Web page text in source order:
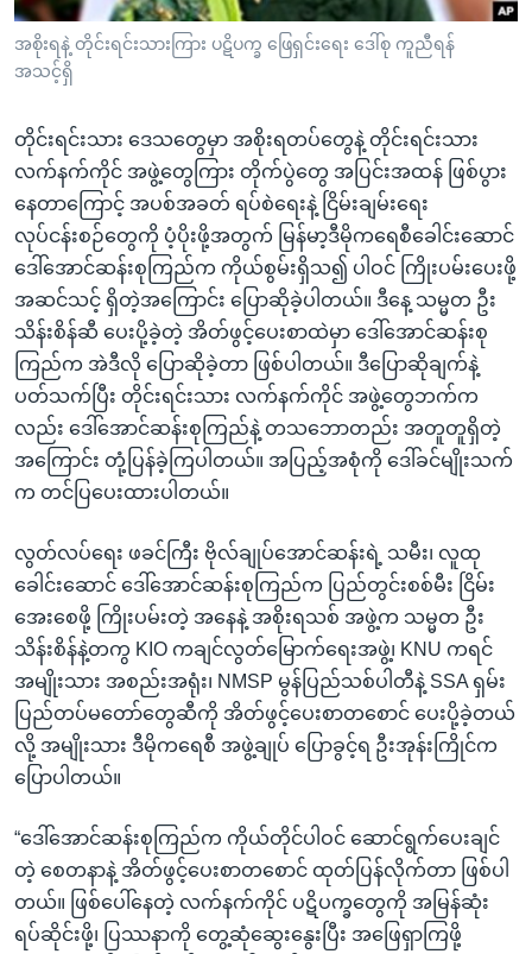
ကျော်
ကြည့်
ရန်
ရန်
နေရာ
သို့
ကျော်
ရန်
အစိုးရနဲ့ တိုင်းရင်းသားကြား ပဋိပက္ခ ဖြေရှင်းရေး ဒေါ်စု ကူညီရန်
အသင့်ရှိ
တိုင်းရင်းသား ဒေသတွေမှာ အစိုးရတပ်တွေနဲ့ တိုင်းရင်းသား
လက်နက်ကိုင် အဖွဲ့တွေကြား တိုက်ပွဲတွေ အပြင်းအထန် ဖြစ်ပွား
နေတာကြောင့် အပစ်အခတ် ရပ်စဲရေးနဲ့ ငြိမ်းချမ်းရေး
လုပ်ငန်းစဉ်တွေကို ပံ့ပိုးဖို့အတွက် မြန်မာ့ဒီမိုကရေစီခေါင်းဆောင်
ဒေါ်အောင်ဆန်းစုကြည်က ကိုယ်စွမ်းရှိသ၍ ပါဝင် ကြိုးပမ်းပေးဖို့
အဆင်သင့် ရှိတဲ့အကြောင်း ပြောဆိုခဲ့ပါတယ်။ ဒီနေ့ သမ္မတ ဦး
သိန်းစိန်ဆီ ပေးပို့ခဲ့တဲ့ အိတ်ဖွင့်ပေးစာထဲမှာ ဒေါ်အောင်ဆန်းစု
ကြည်က အဲဒီလို ပြောဆိုခဲ့တာ ဖြစ်ပါတယ်။ ဒီပြောဆိုချက်နဲ့
ပတ်သက်ပြီး တိုင်းရင်းသား လက်နက်ကိုင် အဖွဲ့တွေဘက်က
လည်း ဒေါ်အောင်ဆန်းစုကြည်နဲ့ တသဘောတည်း အတူတူရှိတဲ့
အကြောင်း တုံ့ပြန်ခဲ့ကြပါတယ်။ အပြည့်အစုံကို ဒေါ်ခင်မျိုးသက်
က တင်ပြပေးထားပါတယ်။
လွတ်လပ်ရေး ဖခင်ကြီး ဗိုလ်ချုပ်အောင်ဆန်းရဲ့ သမီး၊ လူထု
ခေါင်းဆောင် ဒေါ်အောင်ဆန်းစုကြည်က ပြည်တွင်းစစ်မီး ငြိမ်း
အေးစေဖို့ ကြိုးပမ်းတဲ့ အနေနဲ့ အစိုးရသစ် အဖွဲ့က သမ္မတ ဦး
သိန်းစိန်နဲ့တကွ KIO ကချင်လွတ်မြောက်ရေးအဖွဲ့၊ KNU ကရင်
အမျိုးသား အစည်းအရုံး၊ NMSP မွန်ပြည်သစ်ပါတီနဲ့ SSA ရှမ်း
ပြည်တပ်မတော်တွေဆီကို အိတ်ဖွင့်ပေးစာတစောင် ပေးပို့ခဲ့တယ်
လို့ အမျိုးသား ဒီမိုကရေစီ အဖွဲ့ချုပ် ပြောခွင့်ရ ဦးအုန်းကြိုင်က
ပြောပါတယ်။
“ဒေါ်အောင်ဆန်းစုကြည်က ကိုယ်တိုင်ပါဝင် ဆောင်ရွက်ပေးချင်
တဲ့ စေတနာနဲ့ အိတ်ဖွင့်ပေးစာတစောင် ထုတ်ပြန်လိုက်တာ ဖြစ်ပါ
တယ်။ ဖြစ်ပေါ်နေတဲ့ လက်နက်ကိုင် ပဋိပက္ခတွေကို အမြန်ဆုံး
ရပ်ဆိုင်းဖို့၊ ပြဿနာကို တွေ့ဆုံဆွေးနွေးပြီး အဖြေရှာကြဖို့